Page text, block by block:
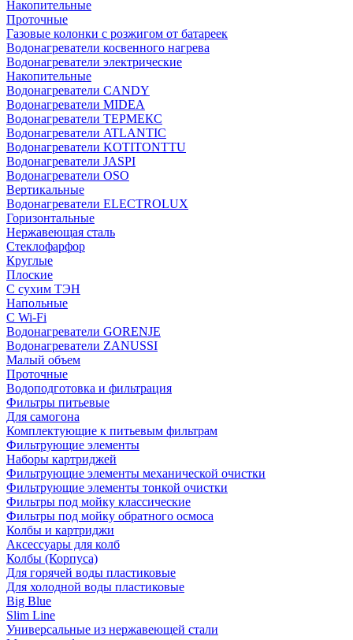
Накопительные
Проточные
Газовые колонки с розжигом от батареек
Водонагреватели косвенного нагрева
Водонагреватели электрические
Накопительные
Водонагреватели CANDY
Водонагреватели MIDEA
Водонагреватели ТЕРМЕКС
Водонагреватели ATLANTIC
Водонагреватели KOTITONTTU
Водонагреватели JASPI
Водонагреватели OSO
Вертикальные
Водонагреватели ELECTROLUX
Горизонтальные
Нержавеющая сталь
Стеклофарфор
Круглые
Плоские
С сухим ТЭН
Напольные
С Wi-Fi
Водонагреватели GORENJE
Водонагреватели ZANUSSI
Малый объем
Проточные
Водоподготовка и фильтрация
Фильтры питьевые
Для самогона
Комплектующие к питьевым фильтрам
Фильтрующие элементы
Наборы картриджей
Фильтрующие элементы механической очистки
Фильтрующие элементы тонкой очистки
Фильтры под мойку классические
Фильтры под мойку обратного осмоса
Колбы и картриджи
Аксессуары для колб
Колбы (Корпуса)
Для горячей воды пластиковые
Для холодной воды пластиковые
Big Blue
Slim Line
Универсальные из нержавеющей стали